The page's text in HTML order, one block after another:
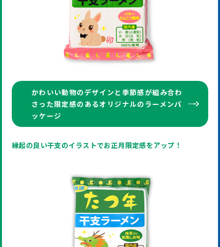
かわいい動物のデザインと季節感が組み合わ
さった限定感のあるオリジナルのラーメンパ
ッケージ
縁起の良い干支のイラストでお正月限定感をアップ！